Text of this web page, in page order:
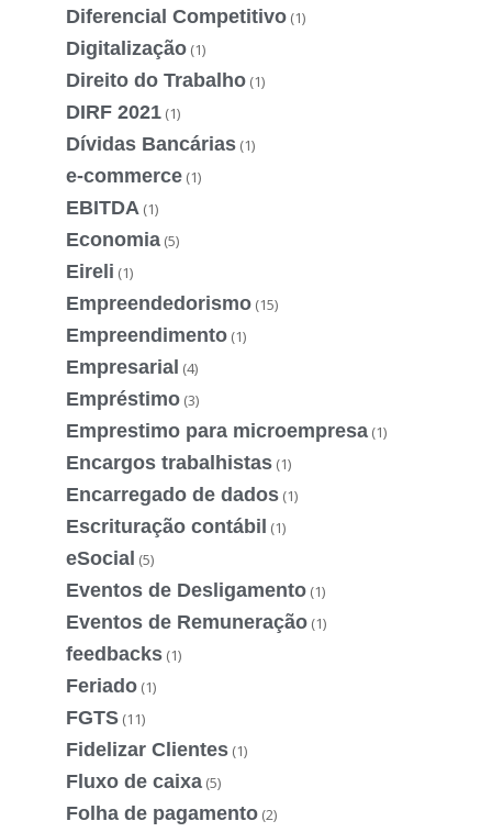
Diferencial Competitivo (1)
Digitalização (1)
Direito do Trabalho (1)
DIRF 2021 (1)
Dívidas Bancárias (1)
e-commerce (1)
EBITDA (1)
Economia (5)
Eireli (1)
Empreendedorismo (15)
Empreendimento (1)
Empresarial (4)
Empréstimo (3)
Emprestimo para microempresa (1)
Encargos trabalhistas (1)
Encarregado de dados (1)
Escrituração contábil (1)
eSocial (5)
Eventos de Desligamento (1)
Eventos de Remuneração (1)
feedbacks (1)
Feriado (1)
FGTS (11)
Fidelizar Clientes (1)
Fluxo de caixa (5)
Folha de pagamento (2)